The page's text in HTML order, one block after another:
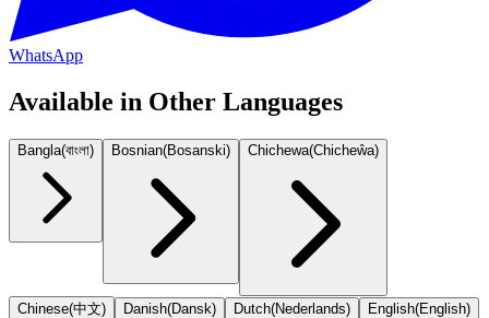
WhatsApp
Available in Other Languages
Bangla(বাংলা) Bosnian(Bosanski) Chichewa(Chicheŵa)
Chinese(中文) Danish(Dansk) Dutch(Nederlands) English(English)